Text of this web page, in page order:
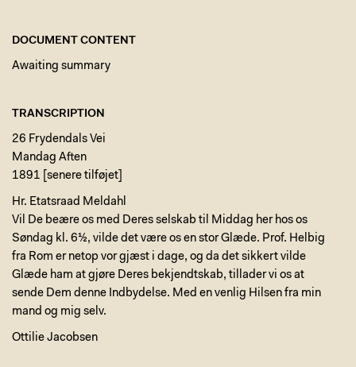
DOCUMENT CONTENT
Awaiting summary
TRANSCRIPTION
26 Frydendals Vei
Mandag Aften
1891 [senere tilføjet]
Hr. Etatsraad Meldahl
Vil De beære os med Deres selskab til Middag her hos os
Søndag kl. 6½, vilde det være os en stor Glæde. Prof. Helbig
fra Rom er netop vor gjæst i dage, og da det sikkert vilde
Glæde ham at gjøre Deres bekjendtskab, tillader vi os at
sende Dem denne Indbydelse. Med en venlig Hilsen fra min
mand og mig selv.
Ottilie Jacobsen